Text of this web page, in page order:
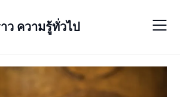
ว ความรู้ทั่วไป